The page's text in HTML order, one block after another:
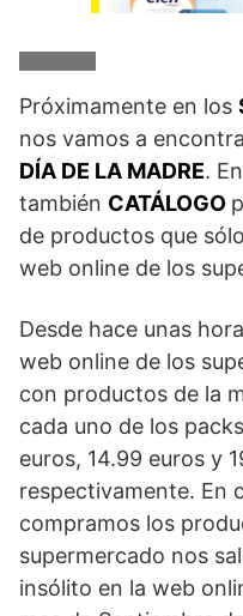
Próximamente en los
nos vamos a
DÍA DE LA MADRE.
también CATÁLOGO
de productos que
web online de los
Desde hace unas
web online de los
con productos de la
cada uno de los
euros, 14.99 euros y
respectivamente. En
compramos los
supermercado nos
insólito en la web